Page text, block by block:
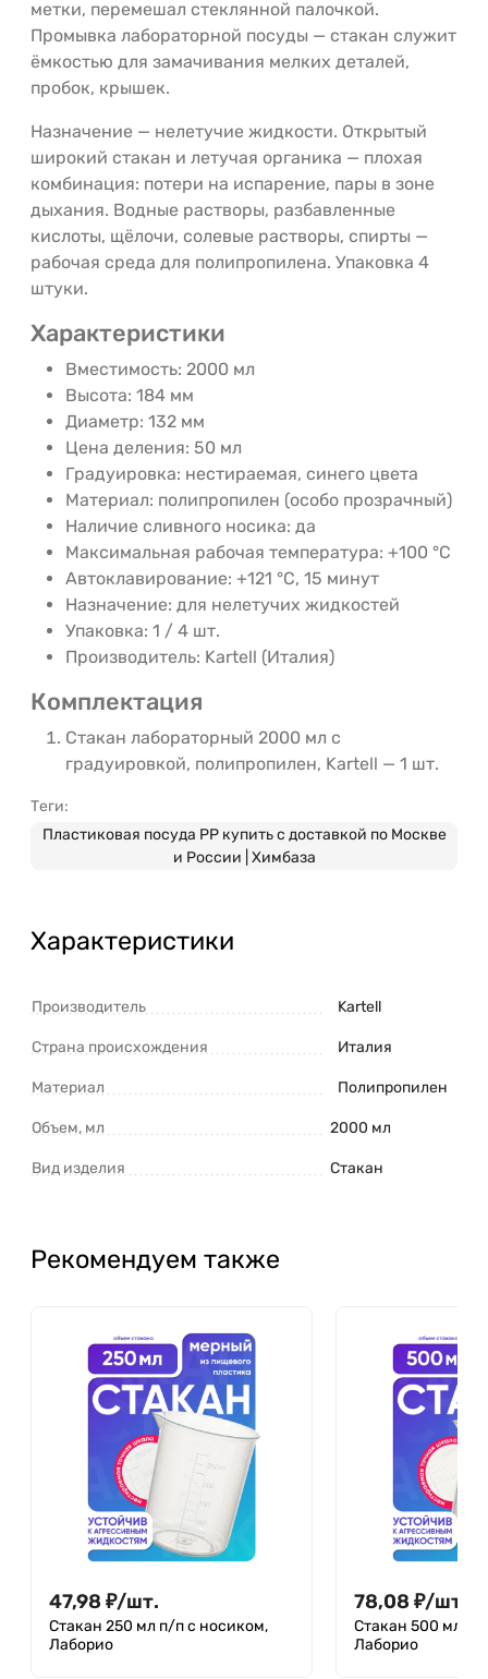
метки, перемешал стеклянной палочкой.
Промывка лабораторной посуды — стакан служит
ёмкостью для замачивания мелких деталей,
пробок, крышек.
Назначение — нелетучие жидкости. Открытый
широкий стакан и летучая органика — плохая
комбинация: потери на испарение, пары в зоне
дыхания. Водные растворы, разбавленные
кислоты, щёлочи, солевые растворы, спирты —
рабочая среда для полипропилена. Упаковка 4
штуки.
Характеристики
Вместимость: 2000 мл
Высота: 184 мм
Диаметр: 132 мм
Цена деления: 50 мл
Градуировка: нестираемая, синего цвета
Материал: полипропилен (особо прозрачный)
Наличие сливного носика: да
Максимальная рабочая температура: +100 °C
Автоклавирование: +121 °C, 15 минут
Назначение: для нелетучих жидкостей
Упаковка: 1 / 4 шт.
Производитель: Kartell (Италия)
Комплектация
Стакан лабораторный 2000 мл с
градуировкой, полипропилен, Kartell — 1 шт.
Теги:
Пластиковая посуда PP купить с доставкой по Москве
и России | Химбаза
Характеристики
Производитель Kartell
Страна происхождения Италия
Материал Полипропилен
Объем, мл 2000 мл
Вид изделия Стакан
Рекомендуем также
47,98 ₽/шт.
Стакан 250 мл п/п с носиком,
Лаборио
78,08 ₽/шт.
Стакан 500 мл п/
Лаборио